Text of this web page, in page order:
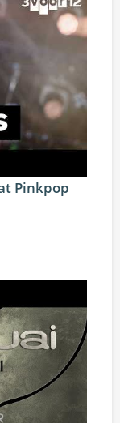
Pinkpop